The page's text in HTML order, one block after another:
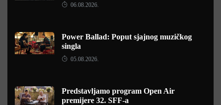
06.08.2026.
Power Ballad: Poput sjajnog muzičkog
singla
05.08.2026.
Predstavljamo program Open Air
premijere 32. SFF-a